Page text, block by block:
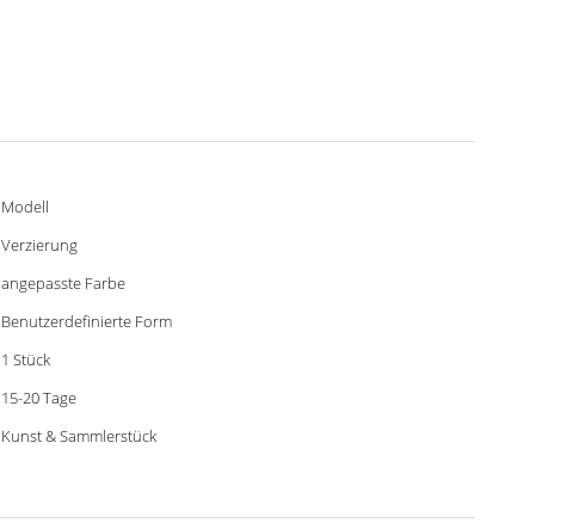
Modell
Verzierung
angepasste Farbe
Benutzerdefinierte Form
1 Stück
15-20 Tage
Kunst & Sammlerstück